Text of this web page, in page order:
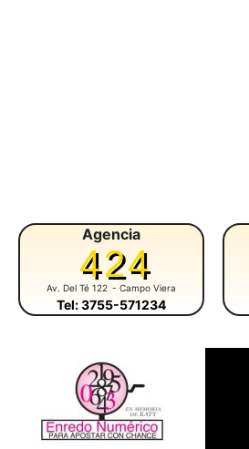
Agencia
424
Av. Del Té 122 - Campo Viera
Tel: 3755-571234